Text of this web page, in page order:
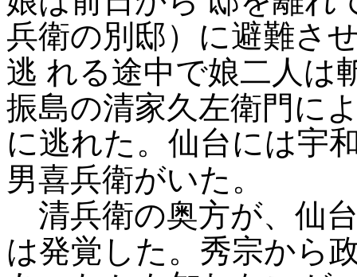
兵衛の別邸）に避難さ
逃 れる途中で娘二人は
振島の清家久左衛門に
に逃れた。仙台には宇
男喜兵衛がいた。
清兵衛の奥方が、仙
は発覚した。秀宗から